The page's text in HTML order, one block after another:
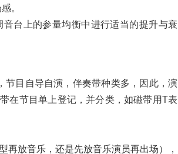
。
台上的参量均衡中进行适当的提升与衰
节目自导自演，伴奏带种类多，因此，演
在节目单上登记，并分类，如磁带用T表
再放音乐，还是先放音乐演员再出场），